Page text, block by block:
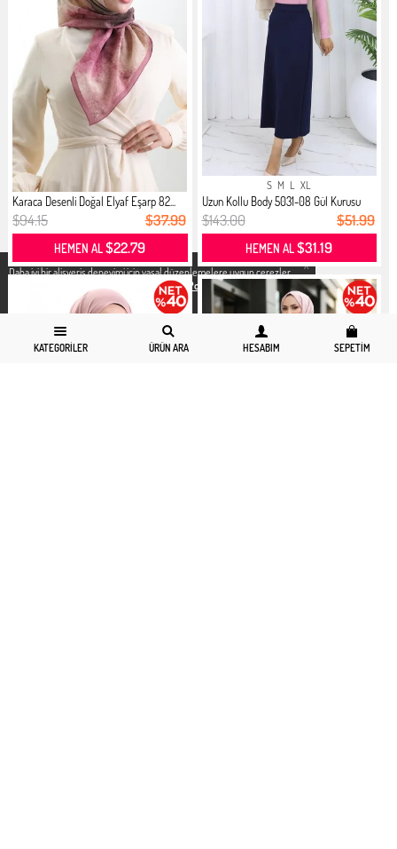
X
Daha iyi bir alisveris deneyimi icin yasal düzenlemelere uygun çerezler
kullanıyoruz. Detaylı bilgiye
Gizlilik ve Çerez Politikasısayfamızdan
KATEGORILER ÜRÜN ARA HESABIM SEPETIM
Karaca Desenli Doğal Elyaf Eşarp 82...
$94.15 $37.99
HEMEN AL$22.79
S M L XL
Uzun Kollu Body 5031-08 Gül Kurusu
$143.00 $51.99
HEMEN AL$31.19